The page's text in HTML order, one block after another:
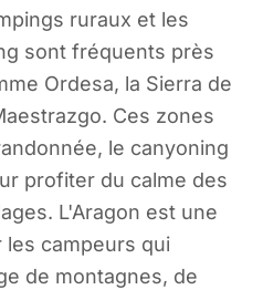
ruraux et les
sont fréquents près
Ordesa, la Sierra de
Ces zones
le canyoning
profiter du calme des
L'Aragon est une
les campeurs qui
de montagnes, de